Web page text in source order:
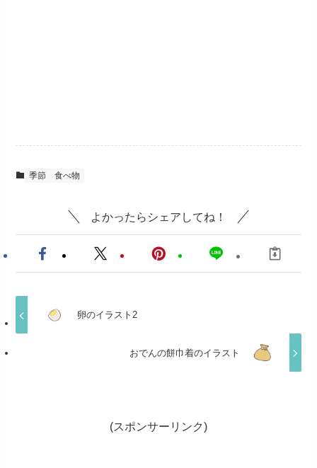
季節 食べ物
よかったらシェアしてね！
卵のイラスト2
おでんの餅巾着のイラスト
(スポンサーリンク)